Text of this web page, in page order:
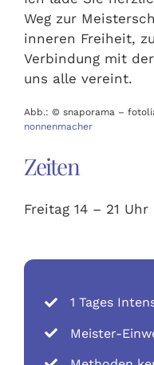
Weg zur
inneren Freiheit,
Verbindung mit
uns alle vereint.
Abb.: © snaporama –
nonnenmacher
Zeiten
Freitag 14 – 21 Uhr
1 Tages
Meister-